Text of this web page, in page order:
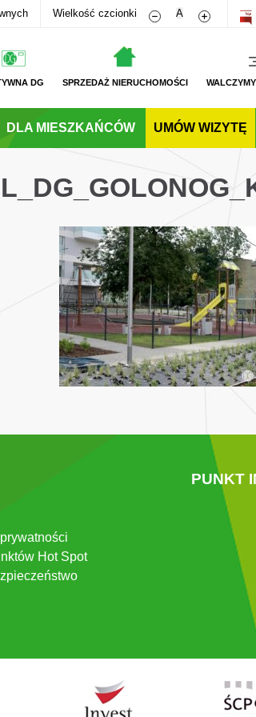
Wielkość czcionki Zmniejsz rozmiar
A Zwiększ
DG SPRZEDAŻ NIERUCHOMOŚCI
DLA MIESZKAŃCÓW UMÓW WIZYTĘ
Hot Spot
PUNKT